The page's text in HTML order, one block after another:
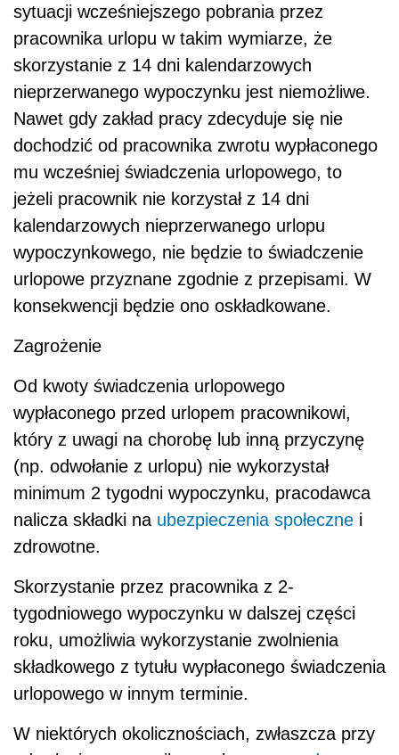
sytuacji wcześniejszego pobrania przez
pracownika urlopu w takim wymiarze, że
skorzystanie z 14 dni kalendarzowych
nieprzerwanego wypoczynku jest niemożliwe.
Nawet gdy zakład pracy zdecyduje się nie
dochodzić od pracownika zwrotu wypłaconego
mu wcześniej świadczenia urlopowego, to
jeżeli pracownik nie korzystał z 14 dni
kalendarzowych nieprzerwanego urlopu
wypoczynkowego, nie będzie to świadczenie
urlopowe przyznane zgodnie z przepisami. W
konsekwencji będzie ono oskładkowane.
Zagrożenie
Od kwoty świadczenia urlopowego
wypłaconego przed urlopem pracownikowi,
który z uwagi na chorobę lub inną przyczynę
(np. odwołanie z urlopu) nie wykorzystał
minimum 2 tygodni wypoczynku, pracodawca
nalicza składki na ubezpieczenia społeczne i
zdrowotne.
Skorzystanie przez pracownika z 2-
tygodniowego wypoczynku w dalszej części
roku, umożliwia wykorzystanie zwolnienia
składkowego z tytułu wypłaconego świadczenia
urlopowego w innym terminie.
W niektórych okolicznościach, zwłaszcza przy